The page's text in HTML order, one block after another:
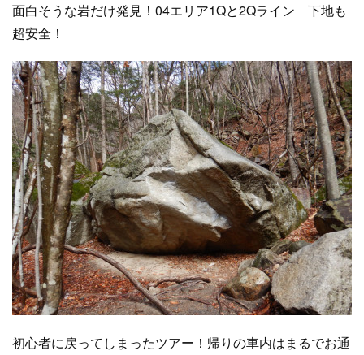
面白そうな岩だけ発見！04エリア1Qと2Qライン 下地も
超安全！
初心者に戻ってしまったツアー！帰りの車内はまるでお通